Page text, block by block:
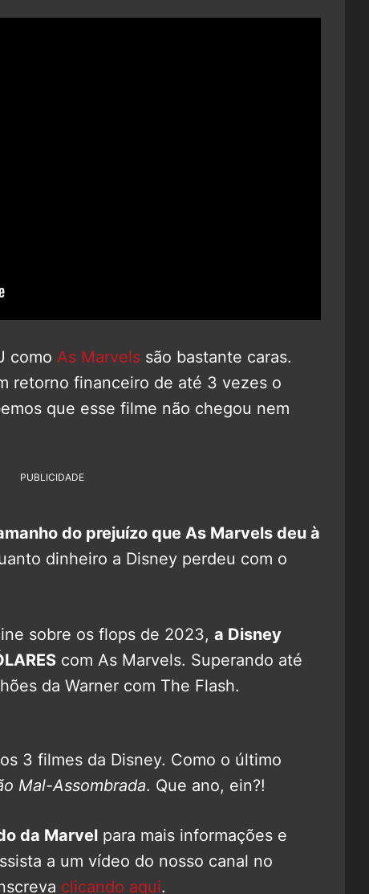
como As Marvels são bastante caras.
retorno financeiro de até 3 vezes o
que esse filme não chegou nem
PUBLICIDADE
do prejuízo que As Marvels deu à
dinheiro a Disney perdeu com o
sobre os flops de 2023, a Disney
com As Marvels. Superando até
da Warner com The Flash.
3 filmes da Disney. Como o último
Mal-Assombrada. Que ano, ein?!
da Marvel para mais informações e
a um vídeo do nosso canal no
clicando aqui.